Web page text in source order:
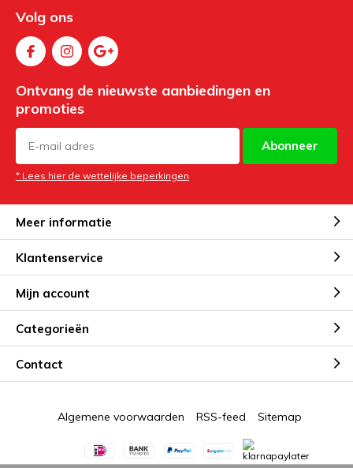
Volg ons
Ontvang de nieuwste aanbiedingen en
promoties
Abonneer
* Lees hier de wettelijke beperkingen
Meer informatie
Klantenservice
Mijn account
Categorieën
Contact
Algemene voorwaarden RSS-feed Sitemap